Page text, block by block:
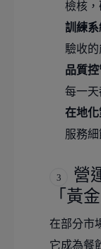
檢核，
訓練系
驗收
品質控
每一天
在地化
服務
3
營
「黃
在部分市
它成為餐